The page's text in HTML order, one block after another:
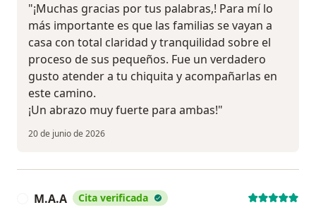
"¡Muchas gracias por tus palabras,! Para mí lo
más importante es que las familias se vayan a
casa con total claridad y tranquilidad sobre el
proceso de sus pequeños. Fue un verdadero
gusto atender a tu chiquita y acompañarlas en
este camino.
¡Un abrazo muy fuerte para ambas!"
20 de junio de 2026
M.A.A Cita verificada